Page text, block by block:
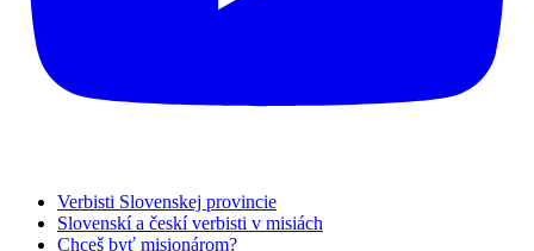
Verbisti Slovenskej provincie
Slovenskí a českí verbisti v misiách
Chceš byť misionárom?